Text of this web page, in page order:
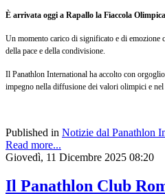
È arrivata oggi a Rapallo la Fiaccola
Un momento carico di significato e di emozione
della pace e della condivisione.
Il Panathlon International ha accolto con
impegno nella diffusione dei valori olimpici e
Published in Notizie dal Panathlon
Read more...
Giovedì, 11 Dicembre 2025 08:20
Il Panathlon Club